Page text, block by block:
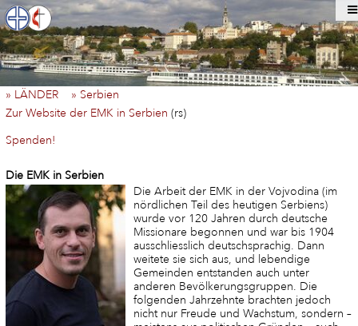
» LÄNDER
» Serbien
Zur Website der EMK in Serbien (rs)
Spenden!
Die EMK in Serbien
Die Arbeit der EMK in der Vojvodina (im
nördlichen Teil des heutigen Serbiens)
wurde vor 120 Jahren durch deutsche
Missionare begonnen und war bis 1904
ausschliesslich deutschsprachig. Dann
weitete sie sich aus, und lebendige
Gemeinden entstanden auch unter
anderen Bevölkerungsgruppen. Die
folgenden Jahrzehnte brachten jedoch
nicht nur Freude und Wachstum, sondern –